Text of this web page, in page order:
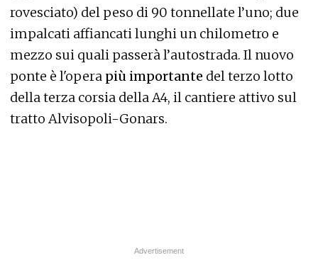
rovesciato) del peso di 90 tonnellate l’uno; due
impalcati affiancati lunghi un chilometro e
mezzo sui quali passerà l’autostrada. Il nuovo
ponte è l'opera più importante del terzo lotto
della terza corsia della A4, il cantiere attivo sul
tratto Alvisopoli-Gonars.